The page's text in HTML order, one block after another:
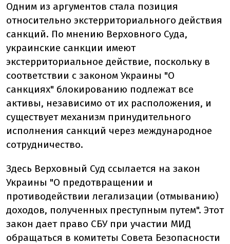
Одним из аргументов стала позиция
относительно экстерриториального действия
санкций. По мнению Верховного Суда,
украинские санкции имеют
экстерриториальное действие, поскольку в
соответствии с законом Украины "О
санкциях" блокированию подлежат все
активы, независимо от их расположения, и
существует механизм принудительного
исполнения санкций через международное
сотрудничество.
Здесь Верховный Суд ссылается на закон
Украины "О предотвращении и
противодействии легализации (отмыванию)
доходов, полученных преступным путем". Этот
закон дает право СБУ при участии МИД
обращаться в комитеты Совета Безопасности